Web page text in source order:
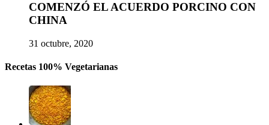
COMENZÓ EL ACUERDO PORCINO CON
CHINA
31 octubre, 2020
Recetas 100% Vegetarianas